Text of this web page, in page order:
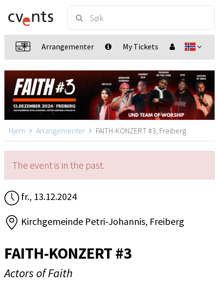
Arrangementer My Tickets
Hjem Arrangementer FAITH-KONZERT #3, Freiberg
The event is in the past.
fr., 13.12.2024
Kirchgemeinde Petri-Johannis, Freiberg
FAITH-KONZERT #3
Actors of Faith